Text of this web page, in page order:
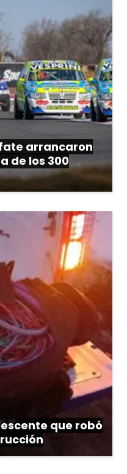
arrancaron
de los 300
que robó